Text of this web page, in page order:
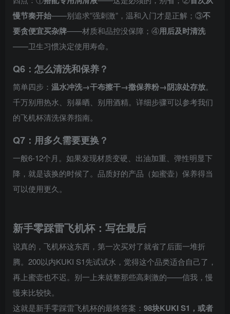
慢节奏开始——别追求”强刺激”，温和入门才是正解；③不
要贪便宜买杂牌——材质和品控没保障；④用后及时清洗
——卫生习惯决定使用寿命。
Q6：怎么清洗和保养？
简单四步： 温水冲洗→干布擦干→撒保养粉→阴凉处存放。
千万别用热水、别暴晒、别用酒精。详细步骤可以参考我们
的飞机杯清洗保养指南。
Q7：用多久需要更换？
一般6-12个月。如果发现材质变硬、出油加重、弹性明显下
降，就是该换的时候了。品质好的产品（如蜜壶）保养得当
可以使用更久。
新手零踩雷飞机杯：写在最后
说真的，飞机杯这东西，第一次买对了就省了后面一堆折
腾。200以内KUKI S1先试试水，觉得这个品类适合自己了，
再上蜜壶也不迟。别一上来就整那些高刺激的——信我，慢
慢来比较快。
这就是新手零踩雷飞机杯的最终答案： 98块KUKI S1，或者